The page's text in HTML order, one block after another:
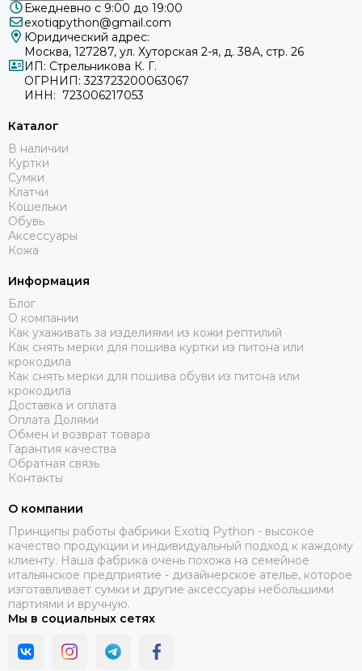
Ежедневно с 9:00 до 19:00
exotiqpython@gmail.com
Юридический адрес:
Москва, 127287, ул. Хуторская 2-я, д. 38А, стр. 26
ИП: Стрельникова К. Г.
ОГРНИП: 323723200063067
ИНН: 723006217053
Каталог
В наличии
Куртки
Сумки
Клатчи
Кошельки
Обувь
Аксессуары
Кожа
Информация
Блог
О компании
Как ухаживать за изделиями из кожи рептилий
Как снять мерки для пошива куртки из питона или
крокодила
Как снять мерки для пошива обуви из питона или
крокодила
Доставка и оплата
Оплата Долями
Обмен и возврат товара
Гарантия качества
Обратная связь
Контакты
О компании
Принципы работы фабрики Exotiq Python - высокое
качество продукции и индивидуальный подход к каждому
клиенту. Наша фабрика очень похожа на семейное
итальянское предприятие - дизайнерское ателье, которое
изготавливает сумки и другие аксессуары небольшими
партиями и вручную.
Мы в социальных сетях